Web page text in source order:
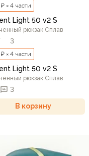
× 4 части
Light 50 v2 S
рюкзак Сплав
3
× 4 части
Light 50 v2 S
рюкзак Сплав
3
В корзину